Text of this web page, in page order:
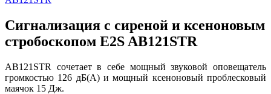
Сигнализация с сиреной и ксеноновым
стробоскопом E2S AB121STR
AB121STR сочетает в себе мощный звуковой оповещатель
громкостью 126 дБ(A) и мощный ксеноновый проблесковый
маячок 15 Дж.